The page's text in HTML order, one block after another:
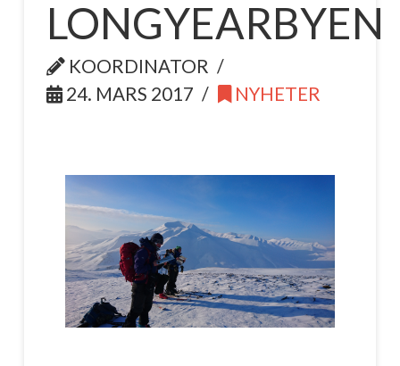
LONGYEARBYEN
KOORDINATOR
24. MARS 2017
NYHETER